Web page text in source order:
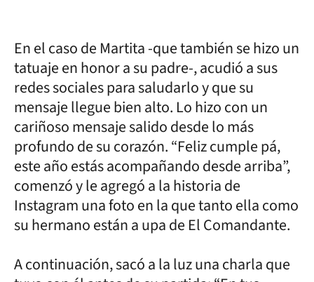
En el caso de Martita -que también se hizo un
tatuaje en honor a su padre-, acudió a sus
redes sociales para saludarlo y que su
mensaje llegue bien alto. Lo hizo con un
cariñoso mensaje salido desde lo más
profundo de su corazón. “Feliz cumple pá,
este año estás acompañando desde arriba”,
comenzó y le agregó a la historia de
Instagram una foto en la que tanto ella como
su hermano están a upa de El Comandante.
A continuación, sacó a la luz una charla que